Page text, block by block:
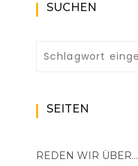
SUCHEN
SEITEN
REDEN WIR ÜBER…